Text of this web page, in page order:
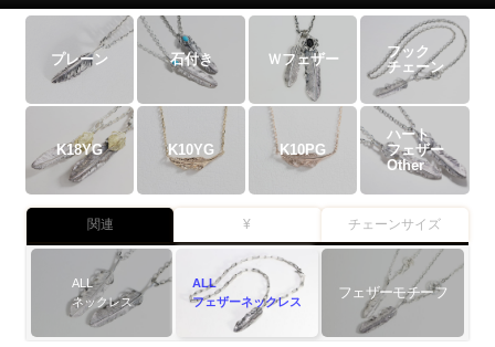
プレーン 石付き Ｗフェザー
フック
チェーン
K18YG K10YG K10PG
ハート
フェザー
Other
関連 ¥ チェーンサイズ
ALL
ネックレス
ALL
フェザーネックレス
フェザーモチーフ